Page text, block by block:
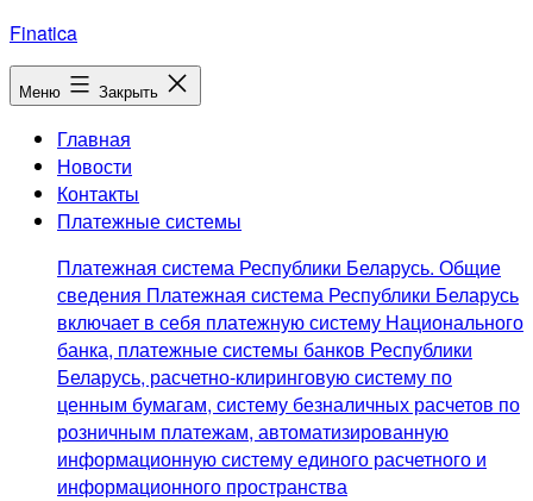
Перейти
к
содержимому
Finatica
Меню Закрыть
Главная
Новости
Контакты
Платежные системы
Платежная система Республики Беларусь. Общие
сведения Платежная система Республики Беларусь
включает в себя платежную систему Национального
банка, платежные системы банков Республики
Беларусь, расчетно-клиринговую систему по
ценным бумагам, систему безналичных расчетов по
розничным платежам, автоматизированную
информационную систему единого расчетного и
информационного пространства